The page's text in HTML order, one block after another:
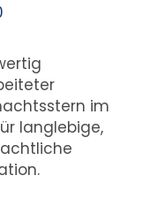
im
langlebige,